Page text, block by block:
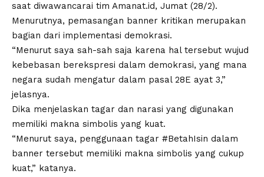
saat diwawancarai tim Amanat.id, Jumat (28/2).
Menurutnya, pemasangan banner kritikan merupakan
bagian dari implementasi demokrasi.
“Menurut saya sah-sah saja karena hal tersebut wujud
kebebasan berekspresi dalam demokrasi, yang mana
negara sudah mengatur dalam pasal 28E ayat 3,”
jelasnya.
Dika menjelaskan tagar dan narasi yang digunakan
memiliki makna simbolis yang kuat.
“Menurut saya, penggunaan tagar #BetahIsin dalam
banner tersebut memiliki makna simbolis yang cukup
kuat,” katanya.